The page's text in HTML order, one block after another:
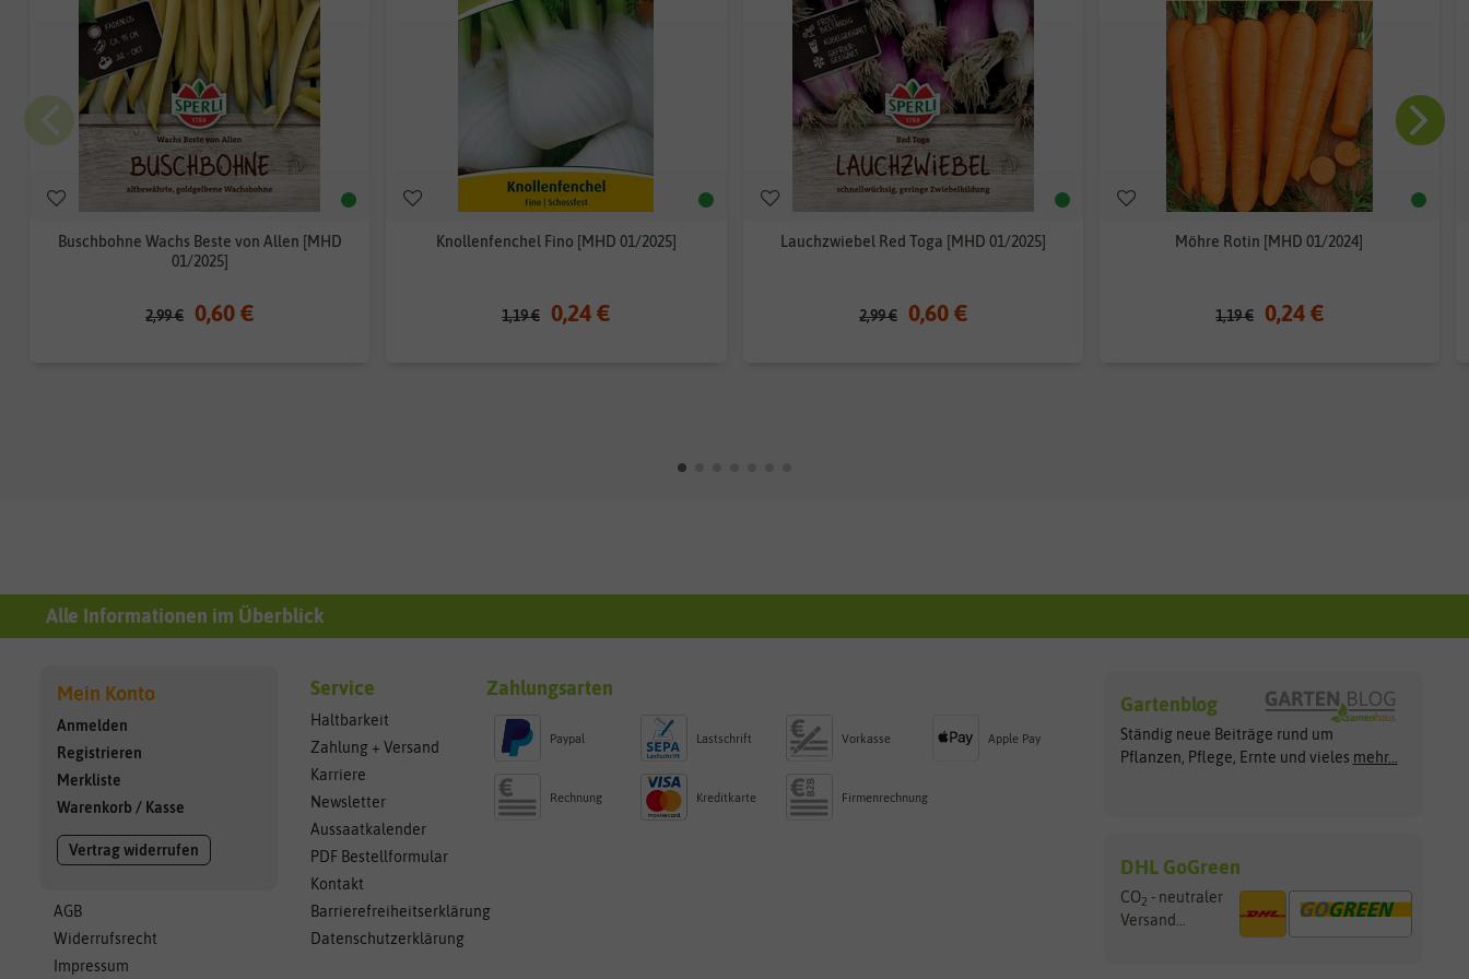
Buschbohne Wachs Beste von Allen [MHD
01/2025]
2,99 € 0,60 €
Knollenfenchel Fino [MHD 01/2025]
1,19 € 0,24 €
Lauchzwiebel Red Toga [MHD 01/2025]
2,99 € 0,60 €
Möhre Rotin [MHD 01/2024]
1,19 € 0,24 €
Alle Informationen im Überblick
Mein Konto
Anmelden
Registrieren
Merkliste
Warenkorb / Kasse
Vertrag widerrufen
AGB
Widerrufsrecht
Impressum
Service
Haltbarkeit
Zahlung + Versand
Karriere
Newsletter
Aussaatkalender
PDF Bestellformular
Kontakt
Barrierefreiheitserklärung
Datenschutzerklärung
Zahlungsarten
Paypal Lastschrift Vorkasse Apple Pay
Rechnung Kreditkarte Firmenrechnung
Gartenblog
Ständig neue Beiträge rund um
Pflanzen, Pflege, Ernte und vieles mehr...
DHL GoGreen
CO2 - neutraler
Versand...